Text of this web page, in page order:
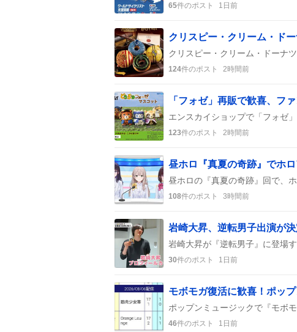
65件のポスト 1日前
124件のポスト 2時間前
「フォゼ」再販で歓喜、フ
123件のポスト 2時間前
108件のポスト 3時間前
30件のポスト 1日前
46件のポスト 1日前